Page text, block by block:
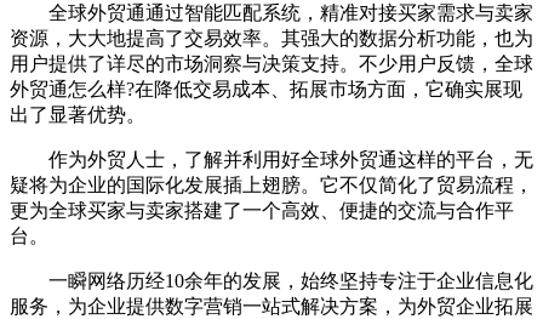
全球外贸通通过智能匹配系统，精准对接买家需求与卖家
资源，大大地提高了交易效率。其强大的数据分析功能，也为
用户提供了详尽的市场洞察与决策支持。不少用户反馈，全球
外贸通怎么样?在降低交易成本、拓展市场方面，它确实展现
出了显著优势。
作为外贸人士，了解并利用好全球外贸通这样的平台，无
疑将为企业的国际化发展插上翅膀。它不仅简化了贸易流程，
更为全球买家与卖家搭建了一个高效、便捷的交流与合作平
台。
一瞬网络历经10余年的发展，始终坚持专注于企业信息化
服务，为企业提供数字营销一站式解决方案，为外贸企业拓展